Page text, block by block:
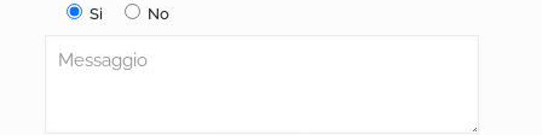
Si
No